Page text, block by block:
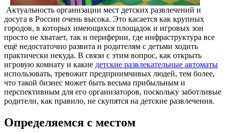
Актуальность организации мест детских развлечений и
досуга в России очень высока. Это касается как крупных
городов, в которых имеющихся площадок и игровых зон
просто не хватает, так и периферии, где инфраструктура все
ещё недостаточно развита и родителям с детьми ходить
практически некуда. В связи с этим вопрос, как открыть
игровую комнату и какие детские развлекательные автоматы
использовать, тревожит предприимчивых людей, тем более,
что такой бизнес может быть весьма прибыльным и
перспективным для его организаторов, поскольку заботливые
родители, как правило, не скупятся на детские развлечения.
Определяемся с местом